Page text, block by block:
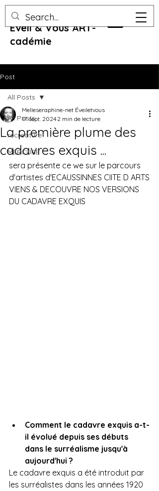
Eveil & Vous ART-
cadémie
Post
All Posts
recreature
MERCURE
All Posts
La première plume des
cadavres exquis ...
Melleseraphine-net Éveiletvous
17 sept. 2024 2 min de lecture
sera présente ce we sur le parcours
d'artistes d'ECAUSSINNES CIITE D ARTS
VIENS & DECOUVRE NOS VERSIONS
DU CADAVRE EXQUIS
Comment le cadavre exquis a-t-
il évolué depuis ses débuts
dans le surréalisme jusqu'à
aujourd'hui ?
Le cadavre exquis a été introduit par
les surréalistes dans les années 1920